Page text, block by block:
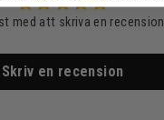
med att skriva en recension
Skriv en recension